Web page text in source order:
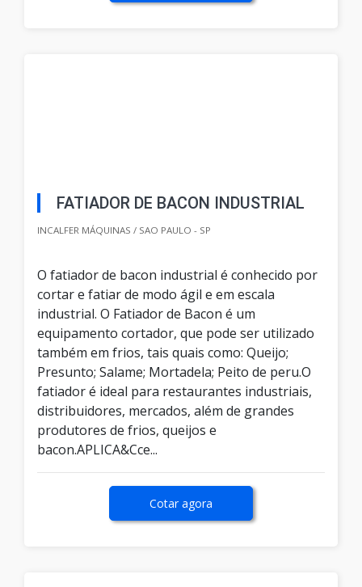
FATIADOR DE BACON INDUSTRIAL
INCALFER MÁQUINAS / SAO PAULO - SP
O fatiador de bacon industrial é conhecido por
cortar e fatiar de modo ágil e em escala
industrial. O Fatiador de Bacon é um
equipamento cortador, que pode ser utilizado
também em frios, tais quais como: Queijo;
Presunto; Salame; Mortadela; Peito de peru.O
fatiador é ideal para restaurantes industriais,
distribuidores, mercados, além de grandes
produtores de frios, queijos e
bacon.APLICA&Cce...
Cotar agora